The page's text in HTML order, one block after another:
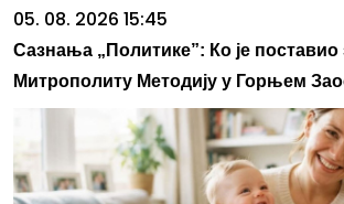
05. 08. 2026 15:45
Сазнања „Политике”: Ко је поставио
Митрополиту Методију у Горњем